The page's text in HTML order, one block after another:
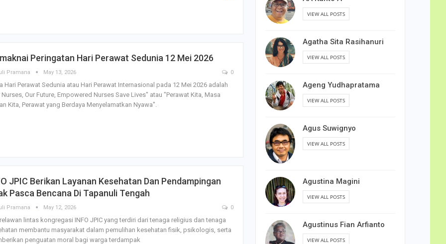
Peringatan Hari Perawat Sedunia 12 Mei 2026
Pramana May 13, 2026 0
Hari Perawat Sedunia atau Hari Perawat Internasional pada 12 Mei 2026 adalah
Nurses, Our Future, Empowered Nurses Save Lives" atau "Perawat Kita, Masa
Kita, Perawat yang Berdaya Menyelamatkan Nyawa".
JPIC Berikan Layanan Kesehatan Dan Pendampingan
Pasca Bencana Di Tapanuli Tengah
Pramana May 12, 2026 0
lintas kongregasi INFO JPIC yang terdiri dari tenaga religius dan tenaga
membantu masyarakat dalam pemulihan kesehatan fisik, psikologis, serta
penguatan moral bagi warga terdampak
VIEW ALL POSTS
Agatha Sita Rasihanuri
VIEW ALL POSTS
Ageng Yudhapratama
VIEW ALL POSTS
Agus Suwignyo
VIEW ALL POSTS
Agustina Magini
VIEW ALL POSTS
Agustinus Fian Arfianto
VIEW ALL POSTS